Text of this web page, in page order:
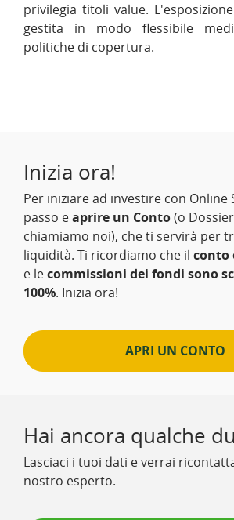
privilegia titoli value.
gestita in modo flessibile
politiche di copertura.
Inizia ora!
Per iniziare ad investire con Online
passo eaprire un Conto(o
chiamiamo noi), che ti servirà per
liquidità. Ti ricordiamo che il conto
e lecommissioni dei fondi sono
100%. Inizia ora!
APRI UN CONTO
Hai ancora qualche
Lasciaci i tuoi dati e verrai
nostro esperto.